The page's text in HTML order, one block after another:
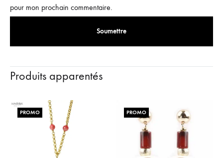
pour mon prochain commentaire.
Produits apparentés
PROMO PROMO